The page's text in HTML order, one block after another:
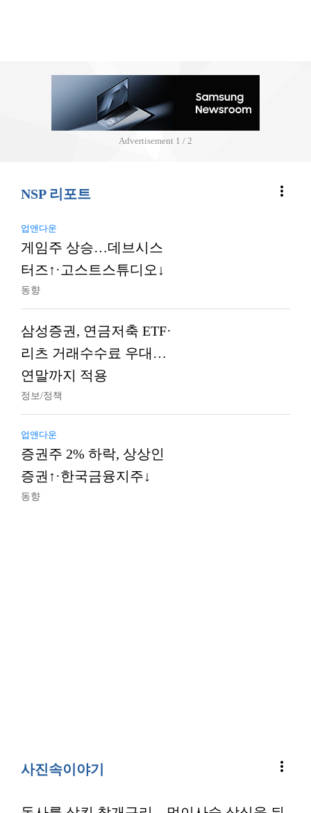
Advertisement 2 / 2
NSP 리포트 more_vert
업앤다운
게임주 상승…데브시스
터즈↑·고스트스튜디오↓
동향
삼성증권, 연금저축 ETF·
리츠 거래수수료 우대…
연말까지 적용
정보/정책
업앤다운
증권주 2% 하락, 상상인
증권↑·한국금융지주↓
동향
사진속이야기 more_vert